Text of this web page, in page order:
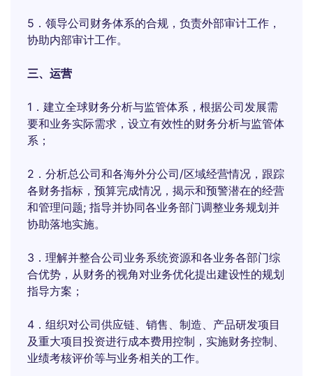
5．领导公司财务体系的合规，负责外部审计工作，
协助内部审计工作。
三、运营
1．建立全球财务分析与监管体系，根据公司发展需
要和业务实际需求，设立有效性的财务分析与监管体
系；
2．分析总公司和各海外分公司/区域经营情况，跟踪
各财务指标，预算完成情况，揭示和预警潜在的经营
和管理问题; 指导并协同各业务部门调整业务规划并
协助落地实施。
3．理解并整合公司业务系统资源和各业务各部门综
合优势，从财务的视角对业务优化提出建设性的规划
指导方案；
4．组织对公司供应链、销售、制造、产品研发项目
及重大项目投资进行成本费用控制，实施财务控制、
业绩考核评价等与业务相关的工作。